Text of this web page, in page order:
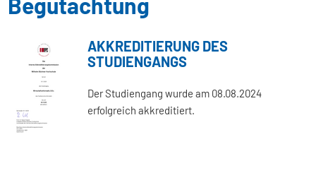
AKKREDITIERUNG DES
STUDIENGANGS
Der Studiengang wurde am 08.08.2024
erfolgreich akkreditiert.